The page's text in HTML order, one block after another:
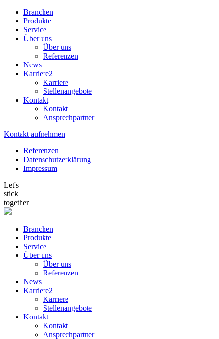
Branchen
Produkte
Service
Über uns
Über uns
Referenzen
News
Karriere2
Karriere
Stellenangebote
Kontakt
Kontakt
Ansprechpartner
Kontakt aufnehmen
Referenzen
Datenschutzerklärung
Impressum
Let's
stick
together
Branchen
Produkte
Service
Über uns
Über uns
Referenzen
News
Karriere2
Karriere
Stellenangebote
Kontakt
Kontakt
Ansprechpartner